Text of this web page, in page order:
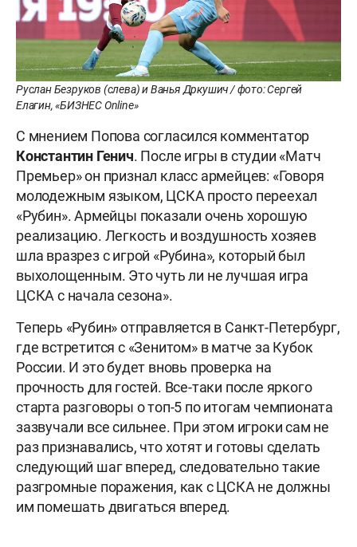
Руслан Безруков (слева) и Ванья Дркушич / фото: Сергей
Елагин, «БИЗНЕС Online»
С мнением Попова согласился комментатор
Константин Генич. После игры в студии «Матч
Премьер» он признал класс армейцев: «Говоря
молодежным языком, ЦСКА просто переехал
«Рубин». Армейцы показали очень хорошую
реализацию. Легкость и воздушность хозяев
шла вразрез с игрой «Рубина», который был
выхолощенным. Это чуть ли не лучшая игра
ЦСКА с начала сезона».
Теперь «Рубин» отправляется в Санкт-Петербург,
где встретится с «Зенитом» в матче за Кубок
России. И это будет вновь проверка на
прочность для гостей. Все-таки после яркого
старта разговоры о топ-5 по итогам чемпионата
зазвучали все сильнее. При этом игроки сам не
раз признавались, что хотят и готовы сделать
следующий шаг вперед, следовательно такие
разгромные поражения, как с ЦСКА не должны
им помешать двигаться вперед.